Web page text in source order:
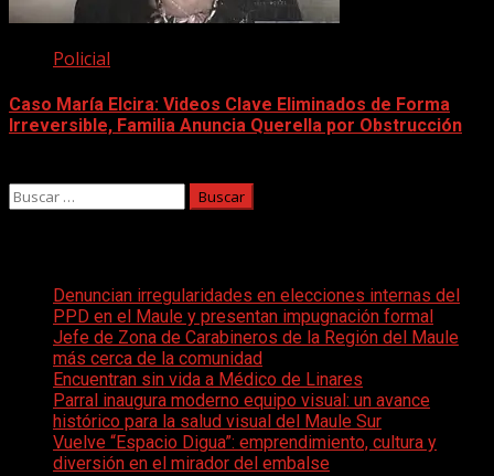
Policial
Caso María Elcira: Videos Clave Eliminados de Forma
Irreversible, Familia Anuncia Querella por Obstrucción
Buscar:
Denuncian irregularidades en elecciones internas del
PPD en el Maule y presentan impugnación formal
Jefe de Zona de Carabineros de la Región del Maule
más cerca de la comunidad
Encuentran sin vida a Médico de Linares
Parral inaugura moderno equipo visual: un avance
histórico para la salud visual del Maule Sur
Vuelve “Espacio Digua”: emprendimiento, cultura y
diversión en el mirador del embalse